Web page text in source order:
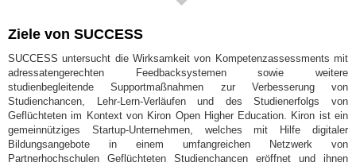
Ziele von SUCCESS
SUCCESS untersucht die Wirksamkeit von Kompetenzassessments mit
adressatengerechten Feedbacksystemen sowie weitere
studienbegleitende Supportmaßnahmen zur Verbesserung von
Studienchancen, Lehr-Lern-Verläufen und des Studienerfolgs von
Geflüchteten im Kontext von Kiron Open Higher Education. Kiron ist ein
gemeinnütziges Startup-Unternehmen, welches mit Hilfe digitaler
Bildungsangebote in einem umfangreichen Netzwerk von
Partnerhochschulen Geflüchteten Studienchancen eröffnet und ihnen